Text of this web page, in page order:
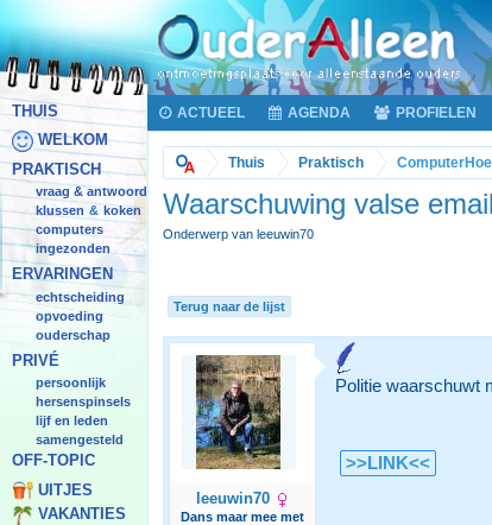
THUIS
WELKOM
PRAKTISCH
vraag & antwoord
klussen & koken
computers
ingezonden
ERVARINGEN
echtscheiding
opvoeding
ouderschap
PRIVÉ
persoonlijk
hersenspinsels
lijf en leden
samengesteld
OFF-TOPIC
UITJES
VAKANTIES
ACTUEEL AGENDA PROFIELEN
Thuis Praktisch
Waarschuwing valse
Onderwerp van leeuwin70
Terug naar de lijst
leeuwin70
Dans maar mee met
Politie waarschuwt
>>LINK<<